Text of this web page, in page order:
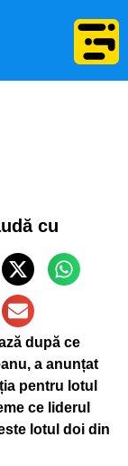
cu
după ce
a anunțat
pentru lotul
ce liderul
lotul doi din